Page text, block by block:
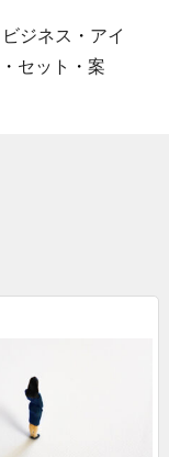
ビジネス ・ アイ
・ セット ・案